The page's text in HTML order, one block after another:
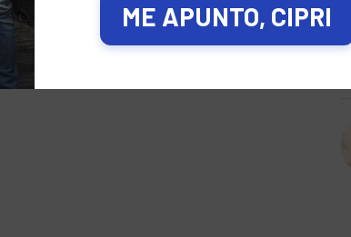
ME APUNTO, CIPRI